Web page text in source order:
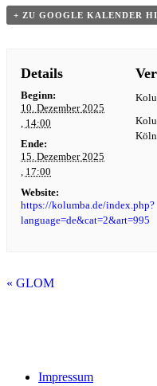
+ ZU GOOGLE KALENDER
Details
Beginn:
10. Dezember 2025
, 14:00
Ende:
15. Dezember 2025
, 17:00
Website:
https://kolumba.de/index.php?
language=de&cat=2&art=995
Köln
« GLOM
Impressum